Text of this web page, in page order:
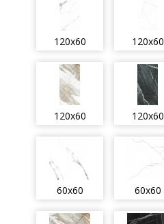
120x60 120x60
120x60 120x60
60x60 60x60